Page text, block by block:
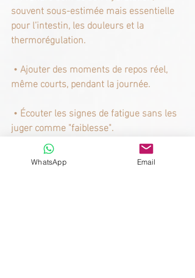
souvent sous-estimée mais essentielle
pour l’intestin, les douleurs et la
thermorégulation.
même courts, pendant la journée.
juger comme "faiblesse".
La ménopause ne prive pas Noël de
valeur, ni de féminité. Elle demande
WhatsApp Email